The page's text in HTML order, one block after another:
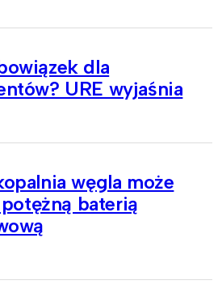
dla
URE wyjaśnia
węgla może
baterią